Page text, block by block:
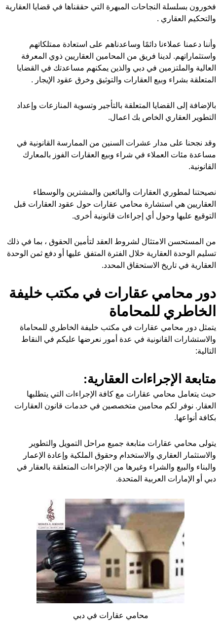
فخورون بسلسلة النجاحات المبهرة التي حققناها في قضايا العقارية
والتحكيم العقاري .
وأننا دعمنا عملاءنا دائمًا وساعدناهم على استعادة ممتلكاتهم
واستثماراتهم. لدينا فريق من المحامين العقاريين ذوي المعرفة
العالية والملتزمين في دبي والذين يمكنهم مساعدتك في القضايا
المتعلقة بشراء وبيع العقارات والتوثيق وخرق عقود الإيجار .
بالإضافة إلى القضايا المتعلقة بالتأجير وتسوية المنازعات وإعداد
التطوير العقاري الخاص بك اعمال.
وقد نجحنا على مدار عشرات السنين من الممارسة القانونية في
مساعدة مئات العملاء في شراء وبيع العقارات الفوز بالمعارك
القانونية.
نصيحتنا لمطوري العقارات والبائعين والمشترين والوسطاء
العقاريين هي استشارة محامي عقارات حول عقود العقارات قبل
التوقيع عليها وحول أي إجراءات قانونية أخرى.
من المستحسن الامتثال لشروط العقد لتأمين الحقوق ، بما في ذلك
تسليم الوحدة العقارية خلال الفترة المتفق عليها أو دفع ثمن الوحدة
العقارية في تاريخ الاستحقاق المحدد.
دور محامي عقارات في مكتب خليفة
الخاطري للمحاماة
يتمثل دور محامي عقارات في مكتب خليفة الخاطري للمحاماة
والاستشارات القانونية في عدة أمور نعرضها عليكم في النقاط
التالية:
متابعة الإجراءات العقارية:
حيث يتعامل محامي عقارات مع كافة الإجراءات التي يتطلبها
العقار. نوفر لكم محامين متخصصين في خدمات قانون العقارات
بكافة أنواعها.
يتولى محامي عقارات متابعة جميع مراحل التمويل والتطوير
والاستثمار العقاري والاستخدام وحقوق الملكية وإعادة الإعمار
والبناء والبيع والشراء وغيرها من الإجراءات المتعلقة بالعقار في
دبي أو الإمارات العربية المتحدة.
محامي عقارات في دبي